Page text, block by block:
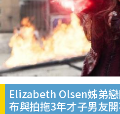
Elizabeth Olsen姊弟
布與拍拖3年才子男友